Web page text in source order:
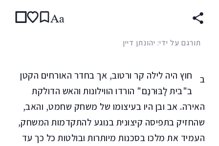
Aa
תורגם על ידי: יהונתן דיין
ב
חוץ היה לילה קר ורטוב, אך בחדר האורחים הקטן
ב"בית לָבּוּרנַם" הורדו הווילונות והאש הדולקת
האירה. אב ובן היו בעיצומו של משחק שחמט, והאב,
שהחזיק בתפיסה קיצונית בנוגע להתקדמות המשחק,
העמיד את מלכו בסכנות מיותרות ובולטות כל כך עד